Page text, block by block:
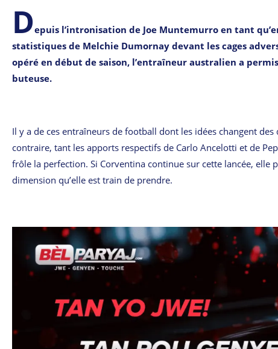
Depuis l’intronisation de Joe Muntemurro en tant
statistiques de Melchie Dumornay devant les cages
opéré en début de saison, l’entraîneur australien a
buteuse.
Il y a de ces entraîneurs de football dont les idées changent
contraire, tant les apports respectifs de Carlo Ancelotti et de
frôle la perfection. Si Corventina continue sur cette lancée,
dimension qu’elle est train de prendre.